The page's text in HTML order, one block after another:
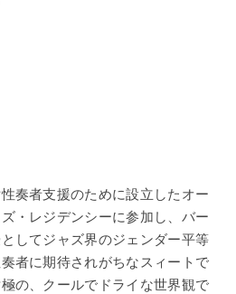
奏者支援のために設立したオー
・レジデンシーに参加し、バー
してジャズ界のジェンダー平等
者に期待されがちなスィートで
の、クールでドライな世界観で